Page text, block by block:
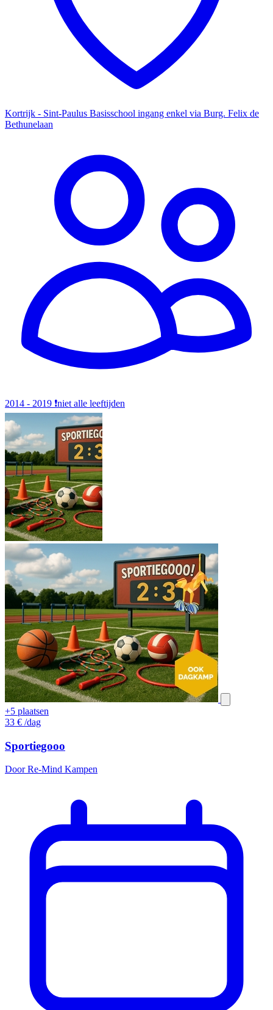
Kortrijk - Sint-Paulus Basisschool ingang enkel via Burg. Felix de
Bethunelaan
2014 - 2019 ❗️niet alle leeftijden
+5 plaatsen
33 € /dag
Sportiegooo
Door Re-Mind Kampen